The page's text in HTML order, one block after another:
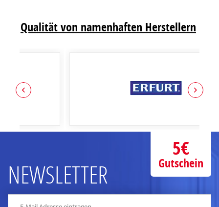
Qualität von namenhaften Herstellern
NEWSLETTER
5€
Gutschein